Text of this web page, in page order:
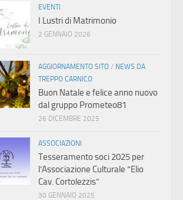
EVENTI
I Lustri di Matrimonio
2 GENNAIO 2026
AGGIORNAMENTO SITO / NEWS DA
TREPPO CARNICO
Buon Natale e felice anno nuovo
dal gruppo Prometeo81
26 DICEMBRE 2025
ASSOCIAZIONI
Tesseramento soci 2025 per
l’Associazione Culturale “Elio
Cav. Cortolezzis”
30 GENNAIO 2025